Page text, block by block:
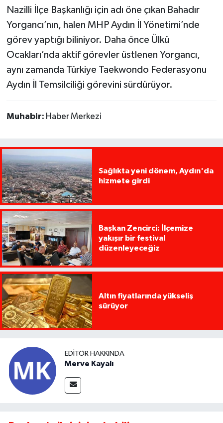
Nazilli İlçe Başkanlığı için adı öne çıkan Bahadır
Yorgancı’nın, halen MHP Aydın İl Yönetimi’nde
görev yaptığı biliniyor. Daha önce Ülkü
Ocakları’nda aktif görevler üstlenen Yorgancı,
aynı zamanda Türkiye Taekwondo Federasyonu
Aydın İl Temsilciliği görevini sürdürüyor.
Muhabir: Haber Merkezi
Sağlıkta yeni dönem, Aydın'da
hizmete girdi
Başkan Zencirci: İlçemize
yakışır bir festival
düzenleyeceğiz
Altın fiyatlarında yükseliş
sürüyor
EDITÖR HAKKINDA
Merve Kayalı